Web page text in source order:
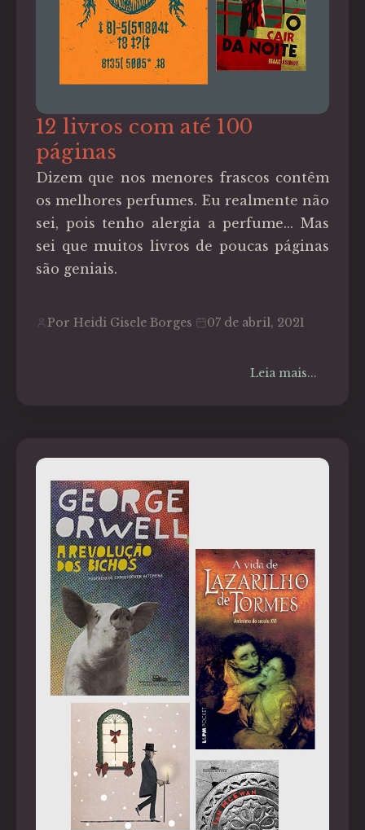
12 livros com até 100
páginas
Dizem que nos menores frascos contêm
os melhores perfumes. Eu realmente não
sei, pois tenho alergia a perfume... Mas
sei que muitos livros de poucas páginas
são geniais.
Por Heidi Gisele Borges 07 de abril, 2021
Leia mais...